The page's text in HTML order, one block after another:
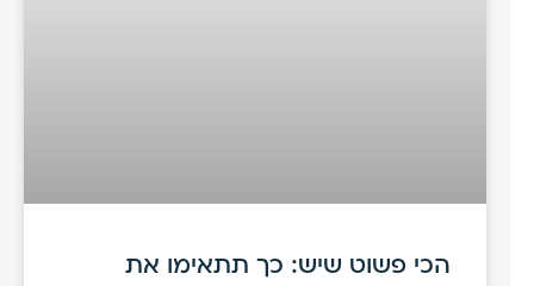
הכי פשוט שיש: כך תתאימו את